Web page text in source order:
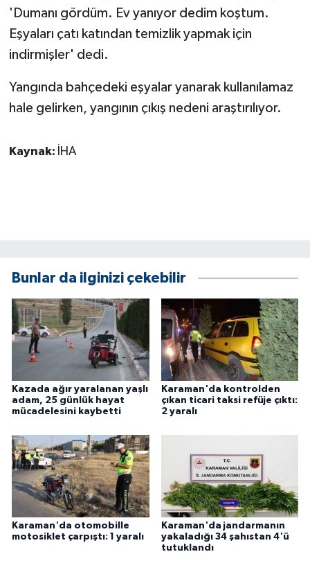
'Dumanı gördüm. Ev yanıyor dedim koştum.
Eşyaları çatı katından temizlik yapmak için
indirmişler' dedi.
Yangında bahçedeki eşyalar yanarak kullanılamaz
hale gelirken, yangının çıkış nedeni araştırılıyor.
Kaynak: İHA
Bunlar da ilginizi çekebilir
Kazada ağır yaralanan yaşlı
adam, 25 günlük hayat
mücadelesini kaybetti
Karaman'da kontrolden
çıkan ticari taksi refüje çıktı:
2 yaralı
Karaman'da otomobille
motosiklet çarpıştı: 1 yaralı
Karaman'da jandarmanın
yakaladığı 34 şahıstan 4'ü
tutuklandı
POLİTİKA
SİYASET
SPOR HABERLERİ
YAŞAM
YEREL
Yerel Haberler